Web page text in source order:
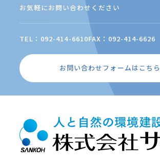
お気軽にお問い合わせください
TEL：092-414-6610FAX：092-414-6626
お問い合わせフォームはこちら